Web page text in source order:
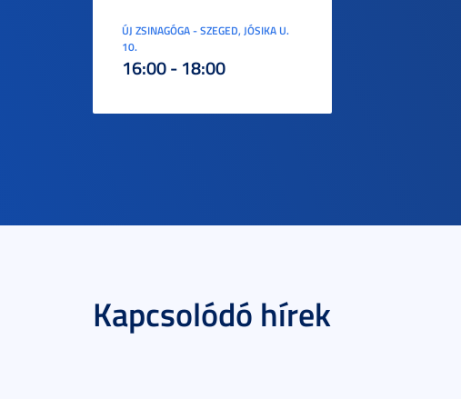
ÚJ ZSINAGÓGA - SZEGED, JÓSIKA U.
10.
16:00 - 18:00
Kapcsolódó hírek